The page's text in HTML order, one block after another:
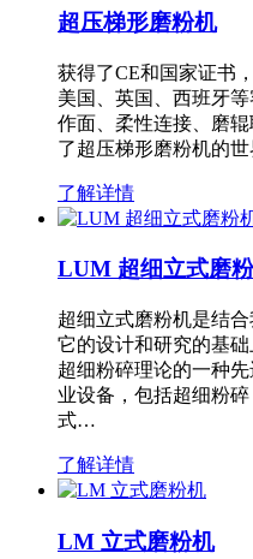
超压梯形磨粉机
获得了CE和国家证书
美国、英国、西班牙
作面、柔性连接、磨
了超压梯形磨粉机的
了解详情
LUM 超细立式磨
超细立式磨粉机是结
它的设计和研究的基
超细粉碎理论的一种
业设备，包括超细粉
式…
了解详情
LM 立式磨粉机